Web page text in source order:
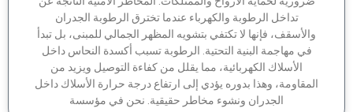
تداخل الرطوبة والكهرباء عندما تخترق الرطوبة الجدران
فإنها لا تكتفي بتشويه المظهر الجمالي للمبنى، بل تبدأ
في مهاجمة البنية التحتية. الرطوبة تسبب أكسدة النحاس داخل
الأسلاك الكهربائية، مما يقلل من كفاءة التوصيل ويزيد من
وهذا بدوره يؤدي إلى ارتفاع درجة حرارة الأسلاك داخل
الجدران ونشوء مخاطر حقيقية. نحن في مؤسسة